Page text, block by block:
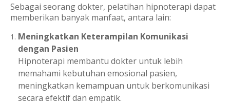
Sebagai seorang dokter, pelatihan hipnoterapi dapat
memberikan banyak manfaat, antara lain:
Meningkatkan Keterampilan Komunikasi
dengan Pasien
Hipnoterapi membantu dokter untuk lebih
memahami kebutuhan emosional pasien,
meningkatkan kemampuan untuk berkomunikasi
secara efektif dan empatik.